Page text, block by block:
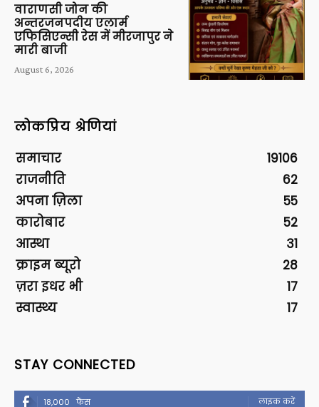
वाराणसी जोन की
अन्तरजनपदीय एलार्म
एफिसिएन्सी रेस में मीरजापुर ने
मारी बाजी
August 6, 2026
लोकप्रिय श्रेणियां
समाचार
19106
राजनीति
62
अपना ज़िला
55
कारोबार
52
आस्था
31
क्राइम ब्यूरो
28
ज़रा इधर भी
17
स्वास्थ्य
17
STAY CONNECTED
18,000 फैंस लाइक करें